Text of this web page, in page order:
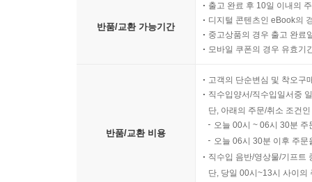
반품/교환 가능기간
출고 완료 후 10일 이내의
디지털 콘텐츠인 eBook의
중고상품의 경우 출고 완료
모바일 쿠폰의 경우 유효기
반품/교환 비용
고객의 단순변심 및 착오구
직수입양서/직수입일서중
단, 아래의 주문/취소 조건
오늘 00시 ~ 06시 30분
오늘 06시 30분 이후 주
직수입 음반/영상물/기프트
단, 당일 00시~13시 사이의